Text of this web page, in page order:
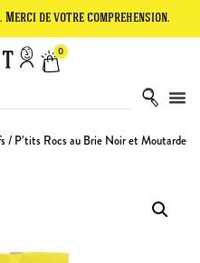
compréhension. Le site
0
/ P’tits Rocs au Brie Noir et Moutarde